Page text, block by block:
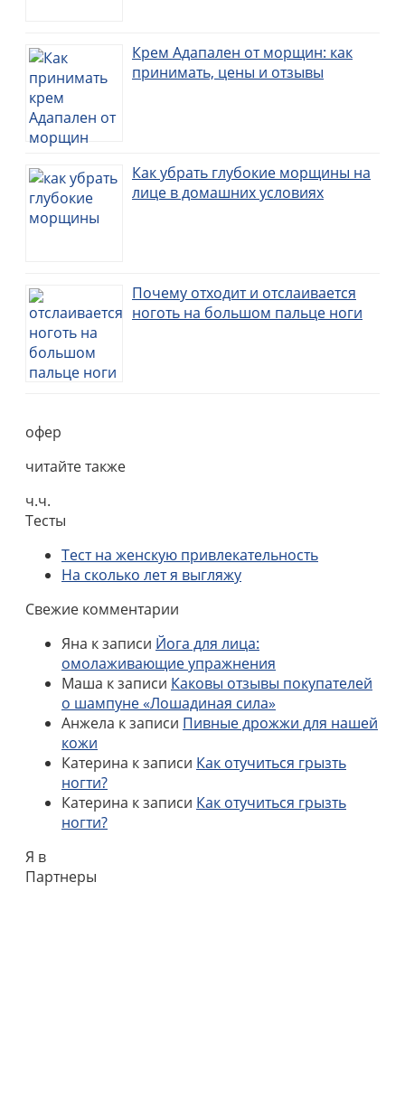
Крем Адапален от морщин: как
принимать, цены и отзывы
Как убрать глубокие морщины на
лице в домашних условиях
Почему отходит и отслаивается
ноготь на большом пальце ноги
офер
читайте также
ч.ч.
Тесты
Тест на женскую привлекательность
На сколько лет я выгляжу
Свежие комментарии
Яна к записи Йога для лица:
омолаживающие упражнения
Маша к записи Каковы отзывы покупателей
о шампуне «Лошадиная сила»
Анжела к записи Пивные дрожжи для нашей
кожи
Катерина к записи Как отучиться грызть
ногти?
Катерина к записи Как отучиться грызть
ногти?
Я в
Партнеры